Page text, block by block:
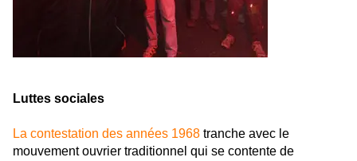
Luttes sociales
La contestation des années 1968 tranche avec le
mouvement ouvrier traditionnel qui se contente de